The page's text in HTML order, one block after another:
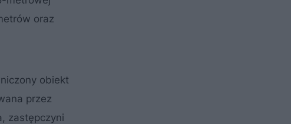
oraz
obiekt
przez
zastępczyni